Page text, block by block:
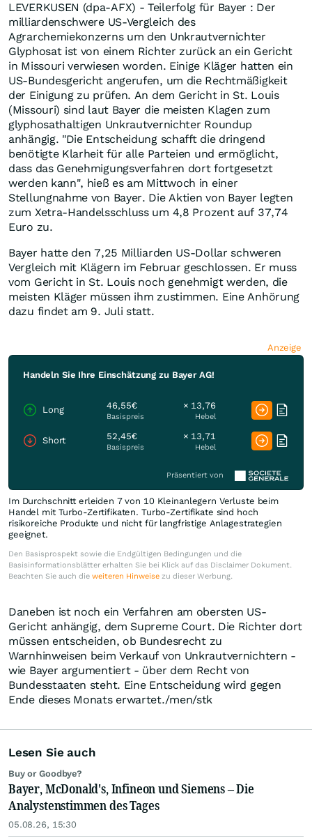
LEVERKUSEN (dpa-AFX) - Teilerfolg für Bayer : Der
milliardenschwere US-Vergleich des
Agrarchemiekonzerns um den Unkrautvernichter
Glyphosat ist von einem Richter zurück an ein Gericht
in Missouri verwiesen worden. Einige Kläger hatten ein
US-Bundesgericht angerufen, um die Rechtmäßigkeit
der Einigung zu prüfen. An dem Gericht in St. Louis
(Missouri) sind laut Bayer die meisten Klagen zum
glyphosathaltigen Unkrautvernichter Roundup
anhängig. "Die Entscheidung schafft die dringend
benötigte Klarheit für alle Parteien und ermöglicht,
dass das Genehmigungsverfahren dort fortgesetzt
werden kann", hieß es am Mittwoch in einer
Stellungnahme von Bayer. Die Aktien von Bayer legten
zum Xetra-Handelsschluss um 4,8 Prozent auf 37,74
Euro zu.
Bayer hatte den 7,25 Milliarden US-Dollar schweren
Vergleich mit Klägern im Februar geschlossen. Er muss
vom Gericht in St. Louis noch genehmigt werden, die
meisten Kläger müssen ihm zustimmen. Eine Anhörung
dazu findet am 9. Juli statt.
Anzeige
Handeln Sie Ihre Einschätzung zu Bayer AG!
Long 46,55€
Basispreis
× 13,76
Hebel
Short 52,45€
Basispreis
× 13,71
Hebel
Präsentiert von
Im Durchschnitt erleiden 7 von 10 Kleinanlegern Verluste beim
Handel mit Turbo-Zertifikaten. Turbo-Zertifikate sind hoch
risikoreiche Produkte und nicht für langfristige Anlagestrategien
geeignet.
Den Basisprospekt sowie die Endgültigen Bedingungen und die
Basisinformationsblätter erhalten Sie bei Klick auf das Disclaimer Dokument.
Beachten Sie auch die weiteren Hinweise zu dieser Werbung.
Daneben ist noch ein Verfahren am obersten US-
Gericht anhängig, dem Supreme Court. Die Richter dort
müssen entscheiden, ob Bundesrecht zu
Warnhinweisen beim Verkauf von Unkrautvernichtern -
wie Bayer argumentiert - über dem Recht von
Bundesstaaten steht. Eine Entscheidung wird gegen
Ende dieses Monats erwartet./men/stk
Lesen Sie auch
Buy or Goodbye?
Bayer, McDonald's, Infineon und Siemens – Die
Analystenstimmen des Tages
05.08.26, 15:30